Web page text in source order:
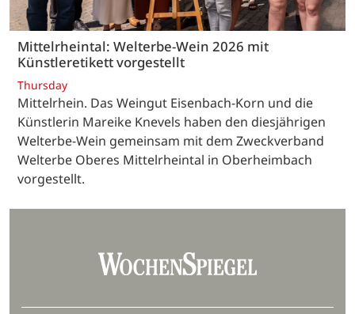
Mittelrheintal: Welterbe-Wein 2026 mit
Künstleretikett vorgestellt
Thursday
Mittelrhein. Das Weingut Eisenbach-Korn und die
Künstlerin Mareike Knevels haben den diesjährigen
Welterbe-Wein gemeinsam mit dem Zweckverband
Welterbe Oberes Mittelrheintal in Oberheimbach
vorgestellt.